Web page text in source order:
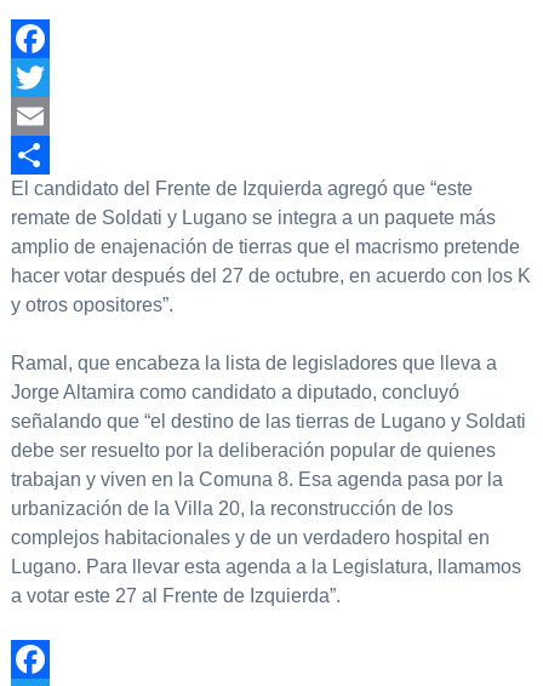
Facebook
Twitter
Email
Compartir
El candidato del Frente de Izquierda agregó que “este
remate de Soldati y Lugano se integra a un paquete más
amplio de enajenación de tierras que el macrismo pretende
hacer votar después del 27 de octubre, en acuerdo con los K
y otros opositores”.
Ramal, que encabeza la lista de legisladores que lleva a
Jorge Altamira como candidato a diputado, concluyó
señalando que “el destino de las tierras de Lugano y Soldati
debe ser resuelto por la deliberación popular de quienes
trabajan y viven en la Comuna 8. Esa agenda pasa por la
urbanización de la Villa 20, la reconstrucción de los
complejos habitacionales y de un verdadero hospital en
Lugano. Para llevar esta agenda a la Legislatura, llamamos
a votar este 27 al Frente de Izquierda”.